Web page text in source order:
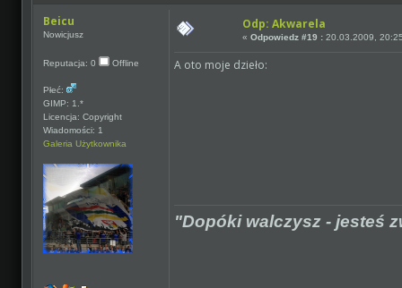
Beicu
Nowicjusz
Reputacja: 0 Offline
Płeć:
GIMP: 1.*
Licencja: Copyright
Wiadomości: 1
Galeria Użytkownika
Odp: Akwarela
«Odpowiedz #19 : 20.03.2009,
A oto moje dzieło:
"Dopóki walczysz - jesteś